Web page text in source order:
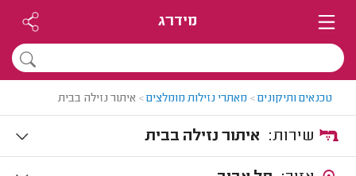
מידרג
טכנאים ותיקונים> מאתרי נזילות מומלצים> איתור נזילה בבית
איתור נזילה בבית